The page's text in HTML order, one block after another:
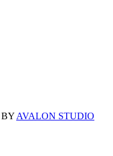
BY AVALON STUDIO